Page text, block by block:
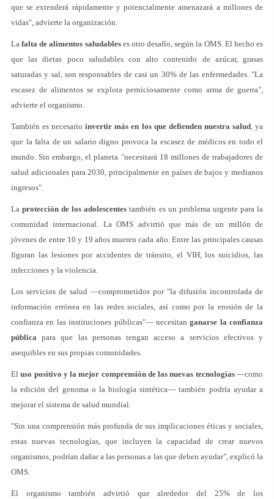
que se extenderá rápidamente y potencialmente amenazará a millones de
vidas", advierte la organización.
La falta de alimentos saludableses otro desafío, según la OMS. El hecho es
que las dietas poco saludables con alto contenido de azúcar, grasas
saturadas y sal, son responsables de casi un 30% de las enfermedades. "La
escasez de alimentos se explota perniciosamente como arma de guerra",
advierte el organismo.
También es necesario invertir más en los que defienden nuestra salud, ya
que la falta de un salario digno provoca la escasez de médicos en todo el
mundo. Sin embargo, el planeta "necesitará 18 millones de trabajadores de
salud adicionales para 2030, principalmente en países de bajos y medianos
ingresos".
Laprotección de los adolescentes también es un problema urgente para la
comunidad internacional. La OMS advirtió que más de un millón de
jóvenes de entre 10 y 19 años mueren cada año. Entre las principales causas
figuran las lesiones por accidentes de tránsito, el VIH, los suicidios, las
infecciones y la violencia.
Los servicios de salud —comprometidos por "la difusión incontrolada de
información errónea en las redes sociales, así como por la erosión de la
confianza en las instituciones públicas"— necesitanganarse la confianza
pública para que las personas tengan acceso a servicios efectivos y
asequibles en sus propias comunidades.
Eluso positivo y la mejor comprensión de las nuevas tecnologías—como
la edición del genoma o la biología sintética— también podría ayudar a
mejorar el sistema de salud mundial.
"Sin una comprensión más profunda de sus implicaciones éticas y sociales,
estas nuevas tecnologías, que incluyen la capacidad de crear nuevos
organismos, podrían dañar a las personas a las que deben ayudar", explicó la
OMS.
El organismo también advirtió que alrededor del 25% de los